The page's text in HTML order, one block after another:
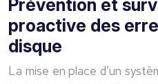
Prévention et
proactive des
disque
La mise en place d’un